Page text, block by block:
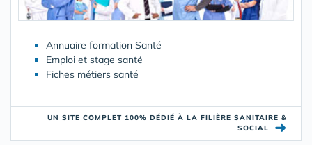
Annuaire formation Santé
Emploi et stage santé
Fiches métiers santé
UN SITE COMPLET 100% DÉDIÉ À LA FILIÈRE SANITAIRE &
SOCIAL
➜